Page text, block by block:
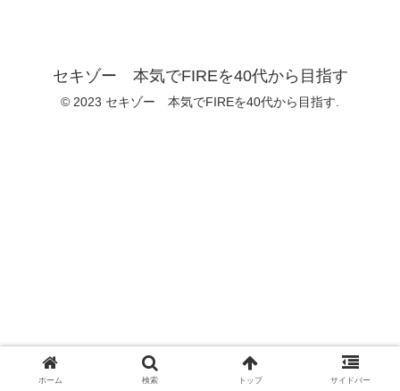
セキゾー 本気でFIREを40代から目指す
© 2023 セキゾー 本気でFIREを40代から目指す.
ホーム 検索 トップ サイドバー